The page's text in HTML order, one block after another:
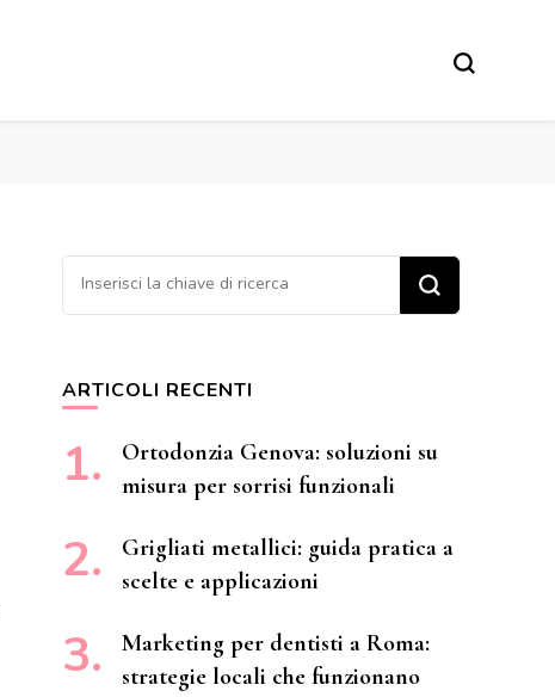
Cerchi qualcosa?
ARTICOLI RECENTI
Ortodonzia Genova: soluzioni su
misura per sorrisi funzionali
Grigliati metallici: guida pratica a
scelte e applicazioni
Marketing per dentisti a Roma:
strategie locali che funzionano